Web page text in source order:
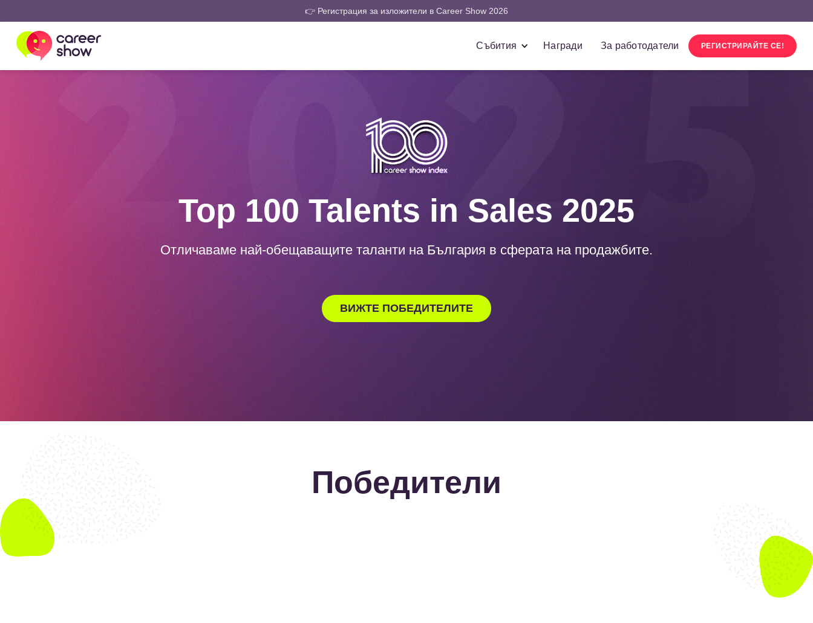
👉 Регистрация за изложители в Career Show 2026
Събития Награди За работодатели РЕГИСТРИРАЙТЕ СЕ!
Top 100 Talents in Sales 2025
Отличаваме най-обещаващите таланти на България в сферата на продажбите.
ВИЖТЕ ПОБЕДИТЕЛИТЕ
Победители